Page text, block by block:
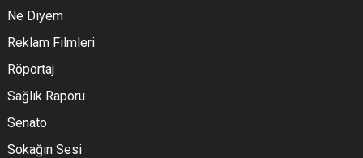
Ne Diyem
Reklam Filmleri
Röportaj
Sağlık Raporu
Senato
Sokağın Sesi